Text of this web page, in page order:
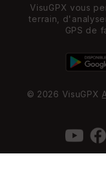
VisuGPX vous
terrain,
GPS de
© 2026 VisuGPX